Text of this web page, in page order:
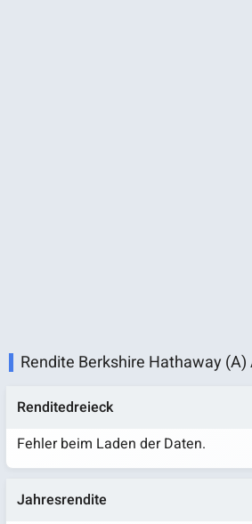
Rendite Berkshire Hathaway (A)
Renditedreieck
Fehler beim Laden der Daten.
Jahresrendite